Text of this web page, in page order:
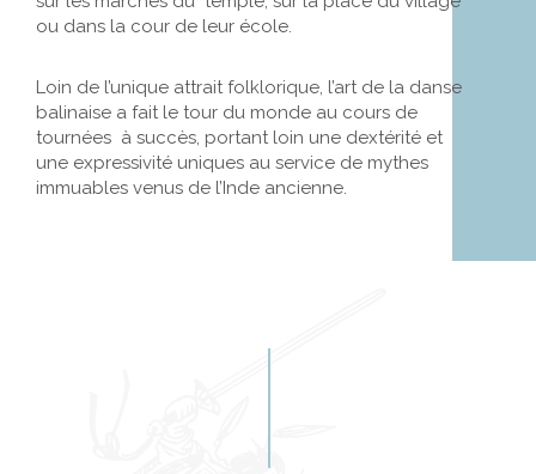
ou dans la cour de leur école.
Loin de l’unique attrait folklorique, l’art de la danse
balinaise a fait le tour du monde au cours de
tournées à succès, portant loin une dextérité et
une expressivité uniques au service de mythes
immuables venus de l’Inde ancienne.